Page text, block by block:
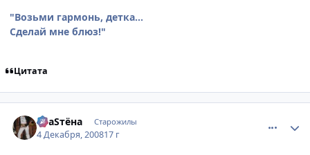
"Возьми гармонь, детка...
Сделай мне блюз!"
Цитата
SлаSтёна Старожилы
4 Декабря, 200817 г